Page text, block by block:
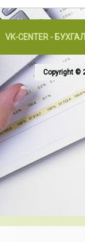
VK-CENTER -
Copyright ©